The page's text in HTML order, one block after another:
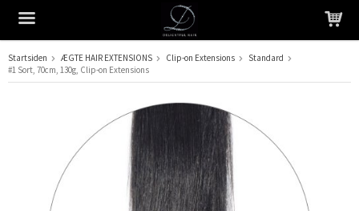
Produktet er blevet tilføjet til din indkøbskurv
Startsiden ÆGTE HAIR EXTENSIONS Clip-on Extensions
Standard
#1 Sort, 70cm, 130g, Clip-on Extensions